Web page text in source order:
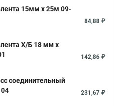
Набор термоусадок
15мм х 25м 09-
84,88 ₽
Х/Б 18 мм х
142,86 ₽
соединительный
231,67 ₽